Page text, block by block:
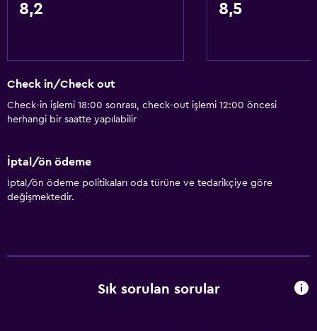
8,2 8,5
Check in/Check out
Check-in işlemi 18:00 sonrası, check-out işlemi 12:00 öncesi
herhangi bir saatte yapılabilir
İptal/ön ödeme
İptal/ön ödeme politikaları oda türüne ve tedarikçiye göre
değişmektedir.
Sık sorulan sorular